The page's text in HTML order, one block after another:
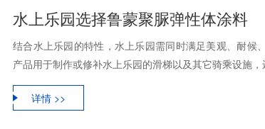
水上乐园选择鲁蒙聚脲弹性体涂料
结合水上乐园的特性，水上乐园需同时满足美观、耐候
产品用于制作或修补水上乐园的滑梯以及其它骑乘设施
详情 >>